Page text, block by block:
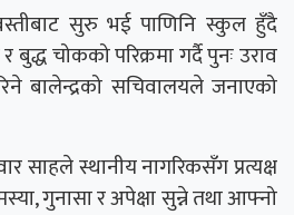
सुरु भई पाणिनि स्कुल हुँदै
चोकको परिक्रमा गर्दै पुनः उराव
बालेन्द्रको सचिवालयले जनाएको
साहले स्थानीय नागरिकसँग प्रत्यक्ष
गुनासा र अपेक्षा सुन्ने तथा आफ्नो